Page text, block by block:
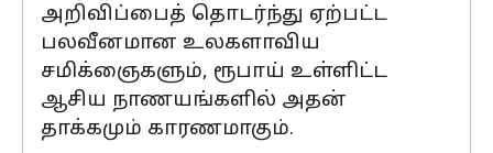
அறிவிப்பைத் தொடர்ந்து ஏற்பட்ட
பலவீனமான உலகளாவிய
சமிக்ஞைகளும், ரூபாய் உள்ளிட்ட
ஆசிய நாணயங்களில் அதன்
தாக்கமும் காரணமாகும்.